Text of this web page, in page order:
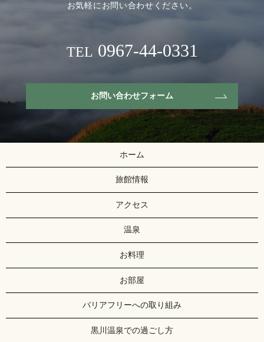
お気軽にお問い合わせください。
TEL 0967-44-0331
お問い合わせフォーム
ホーム
旅館情報
アクセス
温泉
お料理
お部屋
バリアフリーへの取り組み
黒川温泉での過ごし方